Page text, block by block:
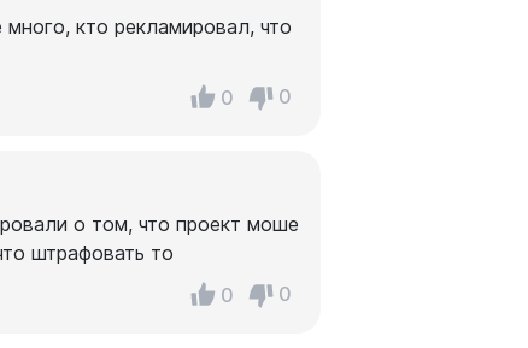
кто рекламировал, что
0 0
о том, что проект моше
штрафовать то
0 0